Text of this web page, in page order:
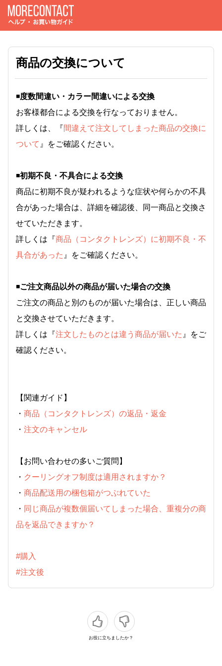
商品の交換について
◾️度数間違い・カラー間違いによる交換
お客様都合による交換を行なっておりません。
詳しくは、『間違えて注文してしまった商品の交換に
ついて 』をご確認ください。
◾️初期不良・不具合による交換
商品に初期不良が疑われるような症状や何らかの不具
合があった場合は、詳細を確認後、同一商品と交換さ
せていただきます。
詳しくは『商品（コンタクトレンズ）に初期不良・不
具合があった 』をご確認ください。
◾️ご注文商品以外の商品が届いた場合の交換
ご注文の商品と別のものが届いた場合は、正しい商品
と交換させていただきます。
詳しくは『注文したものとは違う商品が届いた 』をご
確認ください。
【関連ガイド】
・ 商品（コンタクトレンズ）の返品・返金
・ 注文のキャンセル
【お問い合わせの多いご質問】
・ クーリングオフ制度は適用されますか？
・ 商品配送用の梱包箱がつぶれていた
・ 同じ商品が複数個届いてしまった場合、重複分の商
品を返品できますか？
#購入
#注文後
お役に立ちましたか？